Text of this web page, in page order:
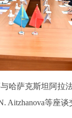
哈萨克斯坦阿拉
Aitzhanova等座谈